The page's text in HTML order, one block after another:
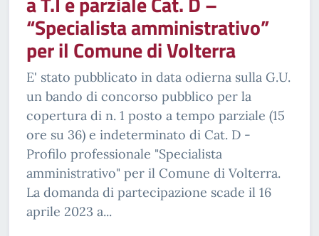
“Specialista amministrativo”
per il Comune di Volterra
E' stato pubblicato in data odierna sulla G.U.
un bando di concorso pubblico per la
copertura di n. 1 posto a tempo parziale (15
ore su 36) e indeterminato di Cat. D -
Profilo professionale "Specialista
amministrativo" per il Comune di Volterra.
La domanda di partecipazione scade il 16
aprile 2023 a...